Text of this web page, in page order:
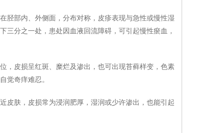
部内、外侧面，分布对称，皮疹表现与急性或慢性湿
三分之一处，患处因血液回流障碍，可引起慢性瘀血，
皮损呈红斑、糜烂及渗出，也可出现苔藓样变，色素
觉奇痒难忍。
肤，皮损常为浸润肥厚，湿润或少许渗出，也能引起